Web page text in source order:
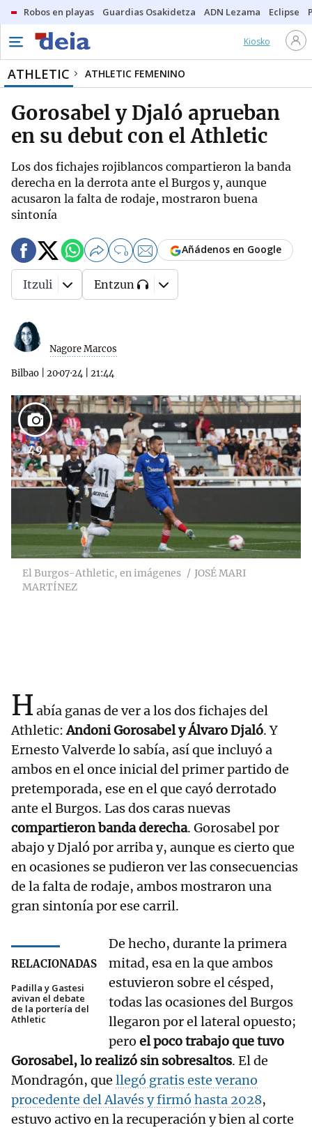
Robos en playas Guardias Osakidetza ADN Lezama Eclipse
Kiosko
ATHLETIC ATHLETIC FEMENINO
Gorosabel y Djaló aprueban
en su debut con el Athletic
Los dos fichajes rojiblancos compartieron la banda
derecha en la derrota ante el Burgos y, aunque
acusaron la falta de rodaje, mostraron buena
sintonía
Nagore Marcos
Bilbao 20·07·24 21:44
0 Añádenos en Google
Itzuli Entzun
49
El Burgos-Athletic, en imágenes
JOSÉ MARI
MARTÍNEZ
H abía ganas de ver a los dos fichajes del
Athletic:Andoni Gorosabel y Álvaro Djaló. Y
Ernesto Valverde lo sabía, así que incluyó a
ambos en el once inicial del primer partido de
pretemporada, ese en el que cayó derrotado
ante el Burgos. Las dos caras nuevas
compartieron banda derecha. Gorosabel por
abajo y Djaló por arriba y, aunque es cierto que
en ocasiones se pudieron ver las consecuencias
de la falta de rodaje, ambos mostraron una
gran sintonía por ese carril.
RELACIONADAS
Padilla y Gastesi
avivan el debate
de la portería del
Athletic
De hecho, durante la primera
mitad, esa en la que ambos
estuvieron sobre el césped,
todas las ocasiones del Burgos
llegaron por el lateral opuesto;
pero el poco trabajo que tuvo
Gorosabel, lo realizó sin sobresaltos. El de
Mondragón, que llegó gratis este verano
procedente del Alavés y firmó hasta 2028,
estuvo activo en la recuperación y bien al corte